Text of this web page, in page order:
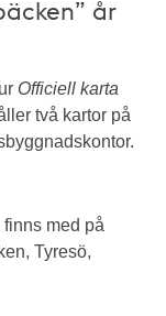
år
Officiell karta
två kartor på
med på
Tyresö,